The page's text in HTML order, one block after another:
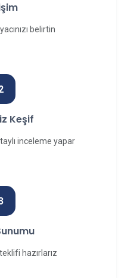
belirtin
Keşif
inceleme yapar
hazırlarız